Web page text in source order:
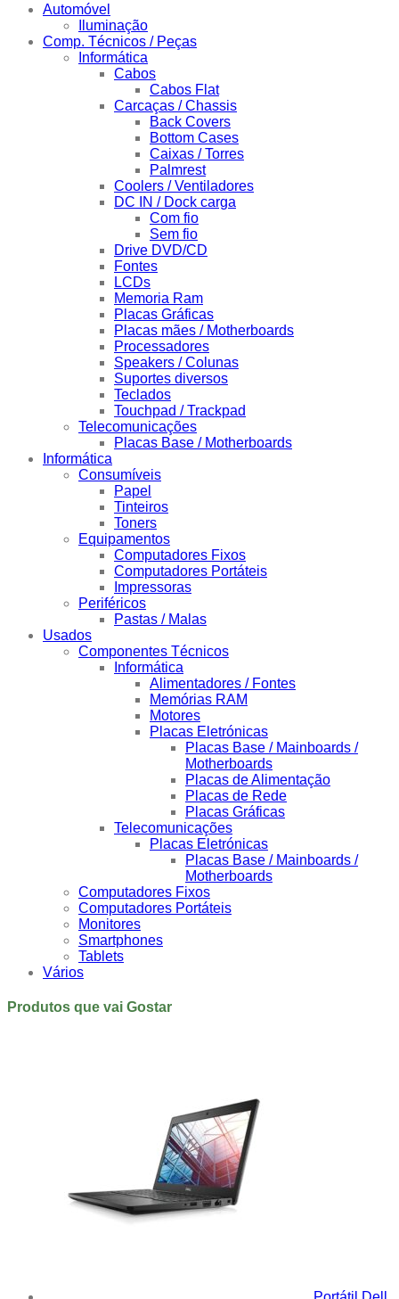
Automóvel
Iluminação
Comp. Técnicos / Peças
Informática
Cabos
Cabos Flat
Carcaças / Chassis
Back Covers
Bottom Cases
Caixas / Torres
Palmrest
Coolers / Ventiladores
DC IN / Dock carga
Com fio
Sem fio
Drive DVD/CD
Fontes
LCDs
Memoria Ram
Placas Gráficas
Placas mães / Motherboards
Processadores
Speakers / Colunas
Suportes diversos
Teclados
Touchpad / Trackpad
Telecomunicações
Placas Base / Motherboards
Informática
Consumíveis
Papel
Tinteiros
Toners
Equipamentos
Computadores Fixos
Computadores Portáteis
Impressoras
Periféricos
Pastas / Malas
Usados
Componentes Técnicos
Informática
Alimentadores / Fontes
Memórias RAM
Motores
Placas Eletrónicas
Placas Base / Mainboards /
Motherboards
Placas de Alimentação
Placas de Rede
Placas Gráficas
Telecomunicações
Placas Eletrónicas
Placas Base / Mainboards /
Motherboards
Computadores Fixos
Computadores Portáteis
Monitores
Smartphones
Tablets
Vários
Produtos que vai Gostar